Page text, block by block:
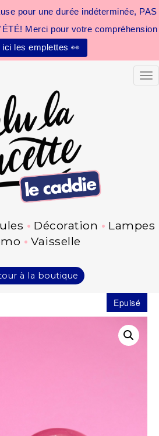
pour une durée indéterminée, PAS
Merci pour votre compréhension
ici les emplettes 👀
Décoration
Lampes
Vaisselle
à la boutique
Epuisé